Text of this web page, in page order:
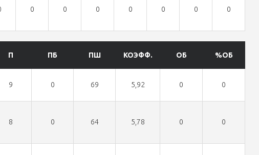
0 0 0 0 0 0 0
П ПБ ПШ КОЭФФ. ОБ %ОБ
9 0 69 5,92 0 0
8 0 64 5,78 0 0